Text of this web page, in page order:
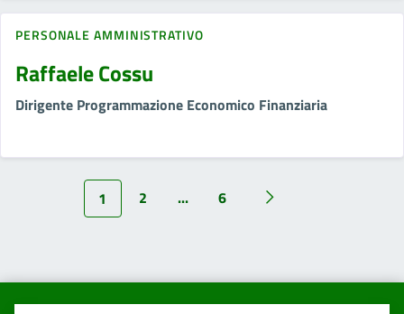
PERSONALE AMMINISTRATIVO
Raffaele Cossu
Dirigente Programmazione Economico Finanziaria
1 2 ... 6